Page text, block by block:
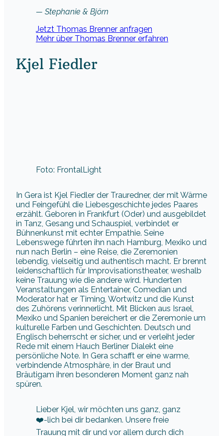
— Stephanie & Björn
Jetzt Thomas Brenner anfragen
Mehr über Thomas Brenner erfahren
Kjel Fiedler
Foto: FrontalLight
In Gera ist Kjel Fiedler der Trauredner, der mit Wärme
und Feingefühl die Liebesgeschichte jedes Paares
erzählt. Geboren in Frankfurt (Oder) und ausgebildet
in Tanz, Gesang und Schauspiel, verbindet er
Bühnenkunst mit echter Empathie. Seine
Lebenswege führten ihn nach Hamburg, Mexiko und
nun nach Berlin – eine Reise, die Zeremonien
lebendig, vielseitig und authentisch macht. Er brennt
leidenschaftlich für Improvisationstheater, weshalb
keine Trauung wie die andere wird. Hunderten
Veranstaltungen als Entertainer, Comedian und
Moderator hat er Timing, Wortwitz und die Kunst
des Zuhörens verinnerlicht. Mit Blicken aus Israel,
Mexiko und Spanien bereichert er die Zeremonie um
kulturelle Farben und Geschichten. Deutsch und
Englisch beherrscht er sicher, und er verleiht jeder
Rede mit einem Hauch Berliner Dialekt eine
persönliche Note. In Gera schafft er eine warme,
verbindende Atmosphäre, in der Braut und
Bräutigam ihren besonderen Moment ganz nah
spüren.
Lieber Kjel, wir möchten uns ganz, ganz
❤️-lich bei dir bedanken. Unsere freie
Trauung mit dir und vor allem durch dich